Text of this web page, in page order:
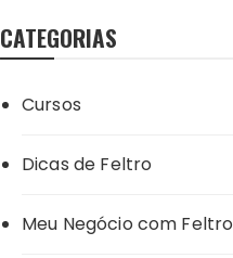
CATEGORIAS
Cursos
Dicas de Feltro
Meu Negócio com Feltro